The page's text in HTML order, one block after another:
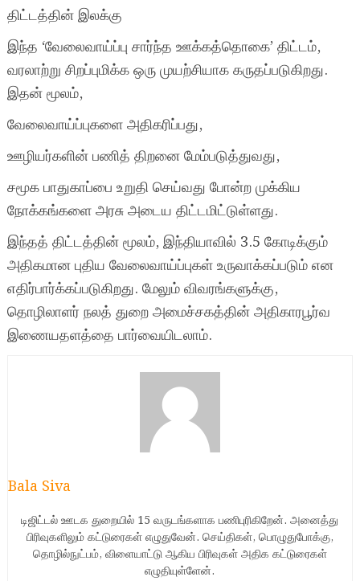
திட்டத்தின் இலக்கு
இந்த ‘வேலைவாய்ப்பு சார்ந்த ஊக்கத்தொகை’ திட்டம்,
வரலாற்று சிறப்புமிக்க ஒரு முயற்சியாக கருதப்படுகிறது.
இதன் மூலம்,
வேலைவாய்ப்புகளை அதிகரிப்பது,
ஊழியர்களின் பணித் திறனை மேம்படுத்துவது,
சமூக பாதுகாப்பை உறுதி செய்வது போன்ற முக்கிய
நோக்கங்களை அரசு அடைய திட்டமிட்டுள்ளது.
இந்தத் திட்டத்தின் மூலம், இந்தியாவில் 3.5 கோடிக்கும்
அதிகமான புதிய வேலைவாய்ப்புகள் உருவாக்கப்படும் என
எதிர்பார்க்கப்படுகிறது. மேலும் விவரங்களுக்கு,
தொழிலாளர் நலத் துறை அமைச்சகத்தின் அதிகாரபூர்வ
இணையதளத்தை பார்வையிடலாம்.
Bala Siva
டிஜிட்டல் ஊடக துறையில் 15 வருடங்களாக பணிபுரிகிறேன். அனைத்து
பிரிவுகளிலும் கட்டுரைகள் எழுதுவேன். செய்திகள், பொழுதுபோக்கு,
தொழில்நுட்பம், விளையாட்டு ஆகிய பிரிவுகள் அதிக கட்டுரைகள்
எழுதியுள்ளேன்.